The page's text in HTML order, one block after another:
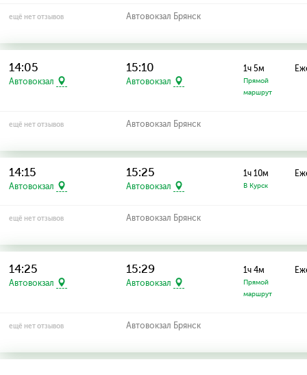
ещё нет отзывов Автовокзал Брянск
14:05
Автовокзал
15:10
Автовокзал
1ч 5м
Прямой
маршрут
ещё нет отзывов Автовокзал Брянск
14:15
Автовокзал
15:25
Автовокзал
1ч 10м
В Курск
ещё нет отзывов Автовокзал Брянск
14:25
Автовокзал
15:29
Автовокзал
1ч 4м
Прямой
маршрут
ещё нет отзывов Автовокзал Брянск